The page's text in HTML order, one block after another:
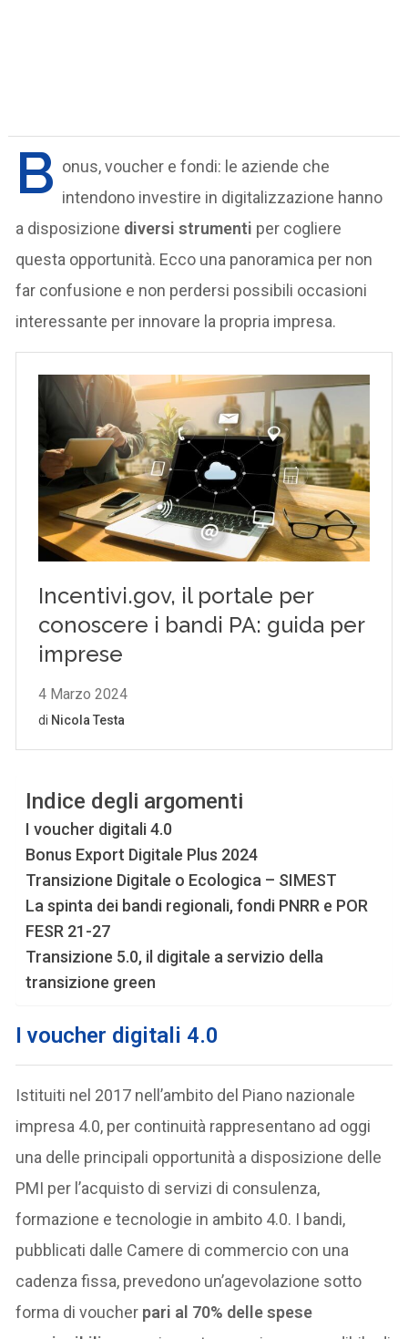
B onus, voucher e fondi: le aziende che
intendono investire in digitalizzazione hanno
a disposizione diversi strumenti per cogliere
questa opportunità. Ecco una panoramica per non
far confusione e non perdersi possibili occasioni
interessante per innovare la propria impresa.
Indice degli argomenti
I voucher digitali 4.0
Bonus Export Digitale Plus 2024
Transizione Digitale o Ecologica – SIMEST
La spinta dei bandi regionali, fondi PNRR e POR
FESR 21-27
Transizione 5.0, il digitale a servizio della
transizione green
I voucher digitali 4.0
Istituiti nel 2017 nell’ambito del Piano nazionale
impresa 4.0, per continuità rappresentano ad oggi
una delle principali opportunità a disposizione delle
PMI per l’acquisto di servizi di consulenza,
formazione e tecnologie in ambito 4.0. I bandi,
pubblicati dalle Camere di commercio con una
cadenza fissa, prevedono un’agevolazione sotto
forma di voucher pari al 70% delle spese